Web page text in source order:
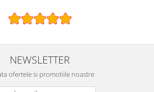
NEWSLETTER
ofertele si promotiile noastre